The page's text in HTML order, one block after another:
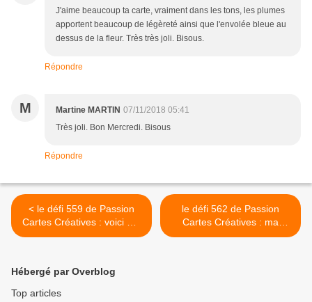
J'aime beaucoup ta carte, vraiment dans les tons, les plumes
apportent beaucoup de légèreté ainsi que l'envolée bleue au
dessus de la fleur. Très très joli. Bisous.
Répondre
M Martine MARTIN 07/11/2018 05:41
Très joli. Bon Mercredi. Bisous
Répondre
< le défi 559 de Passion
Cartes Créatives : voici ma
proposition
le défi 562 de Passion
Cartes Créatives : ma
participation >
Hébergé par Overblog
Top articles